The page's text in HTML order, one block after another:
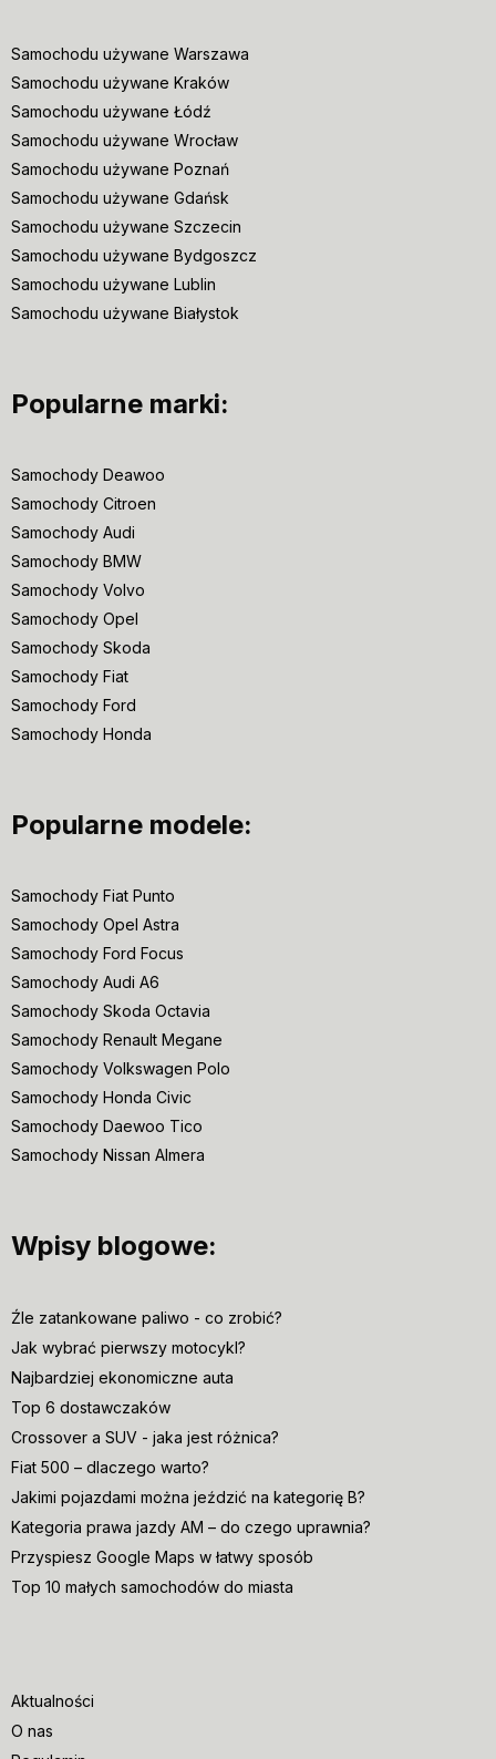
Samochodu używane Warszawa
Samochodu używane Kraków
Samochodu używane Łódź
Samochodu używane Wrocław
Samochodu używane Poznań
Samochodu używane Gdańsk
Samochodu używane Szczecin
Samochodu używane Bydgoszcz
Samochodu używane Lublin
Samochodu używane Białystok
Popularne marki:
Samochody Deawoo
Samochody Citroen
Samochody Audi
Samochody BMW
Samochody Volvo
Samochody Opel
Samochody Skoda
Samochody Fiat
Samochody Ford
Samochody Honda
Popularne modele:
Samochody Fiat Punto
Samochody Opel Astra
Samochody Ford Focus
Samochody Audi A6
Samochody Skoda Octavia
Samochody Renault Megane
Samochody Volkswagen Polo
Samochody Honda Civic
Samochody Daewoo Tico
Samochody Nissan Almera
Wpisy blogowe:
Źle zatankowane paliwo - co zrobić?
Jak wybrać pierwszy motocykl?
Najbardziej ekonomiczne auta
Top 6 dostawczaków
Crossover a SUV - jaka jest różnica?
Fiat 500 – dlaczego warto?
Jakimi pojazdami można jeździć na kategorię B?
Kategoria prawa jazdy AM – do czego uprawnia?
Przyspiesz Google Maps w łatwy sposób
Top 10 małych samochodów do miasta
Aktualności
O nas